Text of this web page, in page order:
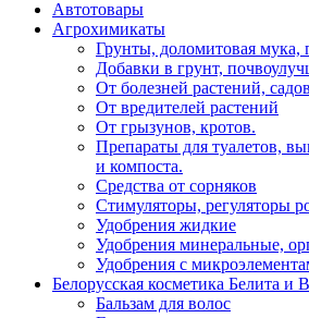
Автотовары
Агрохимикаты
Грунты, доломитовая мука,
Добавки в грунт,
От болезней растений,
От вредителей растений
От грызунов, кротов.
Препараты для туалетов,
и компоста.
Средства от сорняков
Стимуляторы, регуляторы
Удобрения жидкие
Удобрения минеральные,
Удобрения с
Белорусская косметика Белита и
Бальзам для волос